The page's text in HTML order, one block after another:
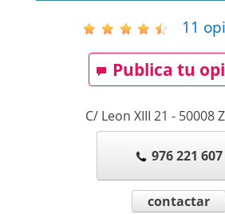
11
Publica tu
C/ Leon XIII 21 - 50008
976 221 607
contactar